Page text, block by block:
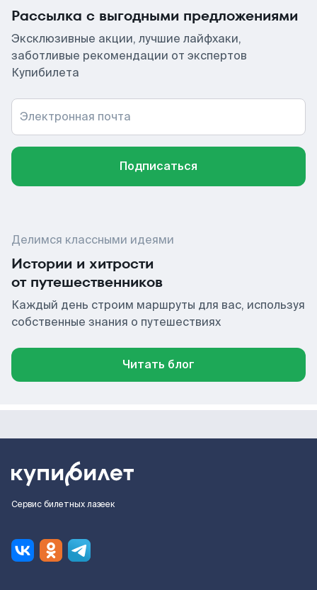
Рассылка с выгодными предложениями
Эксклюзивные акции, лучшие лайфхаки,
заботливые рекомендации от экспертов
Купибилета
Электронная почта
Подписаться
Делимся классными идеями
Истории и хитрости
от путешественников
Каждый день строим маршруты для вас, используя
собственные знания о путешествиях
Читать блог
Сервис билетных лазеек